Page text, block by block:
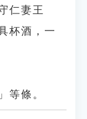
仁妻王
杯酒，一
等條。